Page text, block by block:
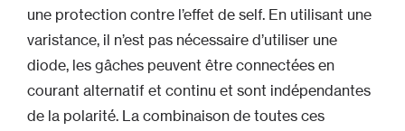
une protection contre l’effet de self. En utilisant une
varistance, il n’est pas nécessaire d’utiliser une
diode, les gâches peuvent être connectées en
courant alternatif et continu et sont indépendantes
de la polarité. La combinaison de toutes ces